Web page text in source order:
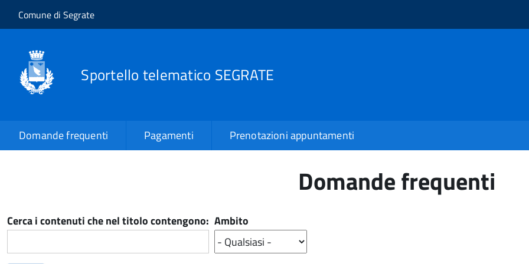
Salta al contenuto principale
Skip to site navigation
Comune di Segrate
Sportello telematico SEGRATE
Domande frequenti Pagamenti Prenotazioni appuntamenti
Domande frequenti
Cerca i contenuti che nel titolo contengono: Ambito